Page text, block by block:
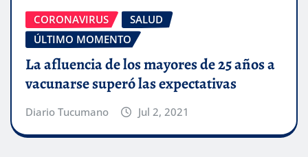
CORONAVIRUS
SALUD
ÚLTIMO MOMENTO
La afluencia de los mayores de 25 años a
vacunarse superó las expectativas
Diario Tucumano Jul 2, 2021